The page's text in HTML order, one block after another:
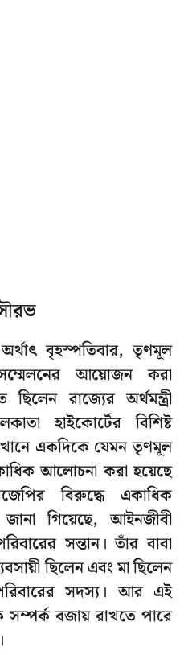
বৃহস্পতিবার, তৃণমূল
আয়োজন করা
রাজ্যের অর্থমন্ত্রী
হাইকোর্টের বিশিষ্ট
একদিকে যেমন তৃণমূল
আলোচনা করা হয়েছে
বিরুদ্ধে একাধিক
গিয়েছে, আইনজীবী
সন্তান। তাঁর বাবা
ছিলেন এবং মা ছিলেন
পরিবারের সদস্য। আর এই
সম্পর্ক বজায় রাখতে পারে